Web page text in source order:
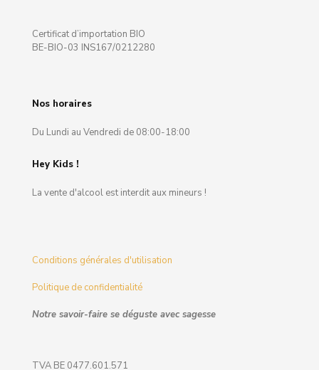
Certificat d’importation BIO
BE-BIO-03 INS167/0212280
Nos horaires
Du Lundi au Vendredi de 08:00-18:00
Hey Kids !
La vente d'alcool est interdit aux mineurs !
Conditions générales d'utilisation
Politique de confidentialité
Notre savoir-faire se déguste avec sagesse
TVA BE 0477.601.571